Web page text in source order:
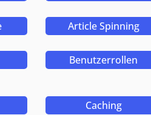
Article Spinning
Benutzerrollen
Caching